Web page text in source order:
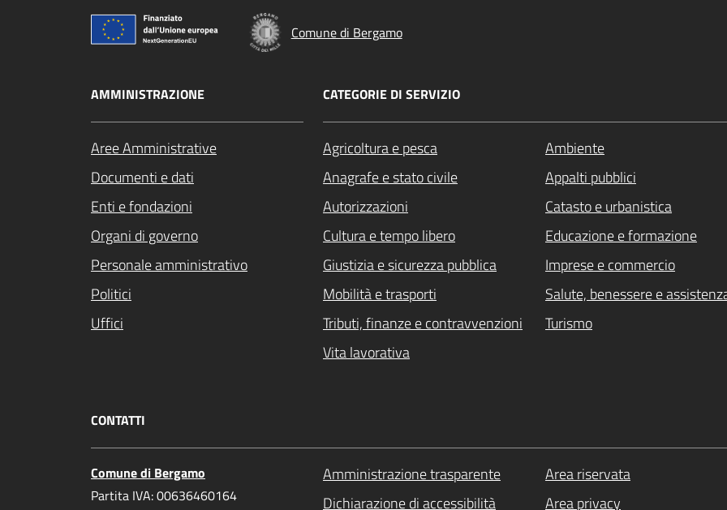
Comune di Bergamo
AMMINISTRAZIONE
Aree Amministrative
Documenti e dati
Enti e fondazioni
Organi di governo
Personale amministrativo
Politici
Uffici
CATEGORIE DI SERVIZIO
Agricoltura e pesca
Ambiente
Anagrafe e stato civile
Appalti pubblici
Autorizzazioni
Catasto e urbanistica
Cultura e tempo libero
Educazione e formazione
Giustizia e sicurezza pubblica
Imprese e commercio
Mobilità e trasporti
Salute, benessere e
Tributi, finanze e contravvenzioni
Turismo
Vita lavorativa
CONTATTI
Comune di Bergamo
Partita IVA: 00636460164
Amministrazione trasparente
Area riservata
Dichiarazione di accessibilità
Area privacy